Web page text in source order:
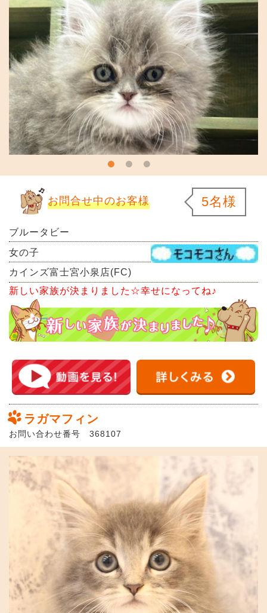
お問合せ中のお客様 5名様
ブルータビー
女の子
カインズ富士宮小泉店(FC)
新しい家族が決まりました☆幸せになってね♪
ラガマフィン
お問い合わせ番号 368107